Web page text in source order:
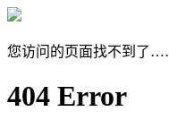
您访问的页面找不到了
404 Error